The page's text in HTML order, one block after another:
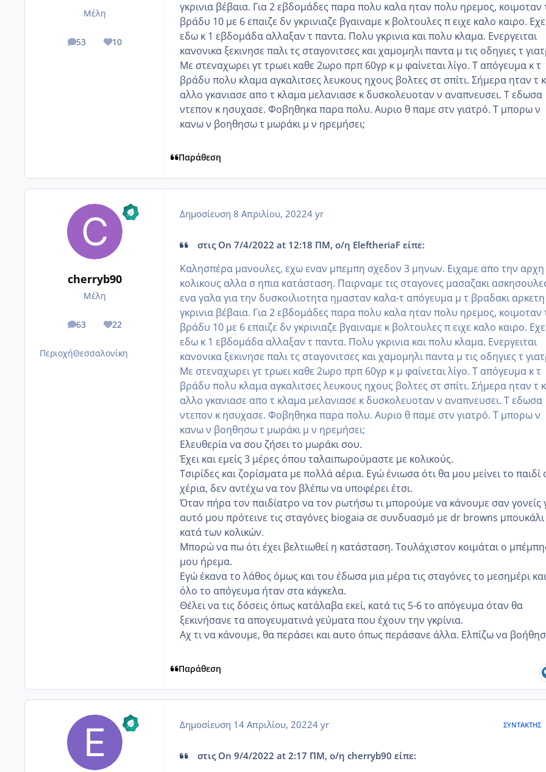
Μέλη
53
posts 10
Reputation
γκρινια βέβαια. Για 2 εβδομάδες παρα πολυ καλα ηταν πολυ ηρεμος, κοιμοταν
βράδυ 10 με 6 επαιζε δν γκρινιαζε βγαιναμε κ βολτουλες π ειχε καλο καιρο.
εδω κ 1 εβδομάδα αλλαξαν τ παντα. Πολυ γκρινια και πολυ κλαμα. Ενεργειται
κανονικα ξεκινησε παλι τς σταγονιτσες και χαμομηλι παντα μ τις οδηγιες τ
Με στεναχωρει γτ τρωει καθε 2ωρο πρπ 60γρ κ μ φαίνεται λίγο. Τ απόγευμα κ τ
βράδυ πολυ κλαμα αγκαλιτσες λευκους ηχους βολτες στ σπίτι. Σήμερα ηταν τ
αλλο γκανιασε απο τ κλαμα μελανιασε κ δυσκολευοταν ν αναπνευσει. Τ εδωσα
ντεπον κ ησυχασε. Φοβηθηκα παρα πολυ. Αυριο θ παμε στν γιατρό. Τ μπορω ν
κανω ν βοηθησω τ μωράκι μ ν ηρεμήσει;
Παράθεση
cherryb90
Μέλη
63
posts 22
Reputation
ΠεριοχήΘεσσαλονίκη
Δημοσίευση 8 Απριλίου, 20224 yr
στις On 7/4/2022 at 12:18 ΠΜ, ο/η EleftheriaF είπε:
Καλησπέρα μανουλες, εχω εναν μπεμπη σχεδον 3 μηνων. Ειχαμε απο την αρχη
κολικους αλλα σ ηπια κατάσταση. Παιρναμε τις σταγονες μασαζακι
ενα γαλα για την δυσκοιλιοτητα ημασταν καλα-τ απόγευμα μ τ βραδακι αρκετη
γκρινια βέβαια. Για 2 εβδομάδες παρα πολυ καλα ηταν πολυ ηρεμος, κοιμοταν
βράδυ 10 με 6 επαιζε δν γκρινιαζε βγαιναμε κ βολτουλες π ειχε καλο καιρο.
εδω κ 1 εβδομάδα αλλαξαν τ παντα. Πολυ γκρινια και πολυ κλαμα. Ενεργειται
κανονικα ξεκινησε παλι τς σταγονιτσες και χαμομηλι παντα μ τις οδηγιες τ
Με στεναχωρει γτ τρωει καθε 2ωρο πρπ 60γρ κ μ φαίνεται λίγο. Τ απόγευμα κ τ
βράδυ πολυ κλαμα αγκαλιτσες λευκους ηχους βολτες στ σπίτι. Σήμερα ηταν τ
αλλο γκανιασε απο τ κλαμα μελανιασε κ δυσκολευοταν ν αναπνευσει. Τ εδωσα
ντεπον κ ησυχασε. Φοβηθηκα παρα πολυ. Αυριο θ παμε στν γιατρό. Τ μπορω ν
κανω ν βοηθησω τ μωράκι μ ν ηρεμήσει;
Ελευθερία να σου ζήσει το μωράκι σου.
Έχει και εμείς 3 μέρες όπου ταλαιπωρούμαστε με κολικούς.
Τσιρίδες και ζορίσματα με πολλά αέρια. Εγώ ένιωσα ότι θα μου μείνει το παιδί
χέρια, δεν αντέχω να τον βλέπω να υποφέρει έτσι.
Όταν πήρα τον παιδίατρο να τον ρωτήσω τι μπορούμε να κάνουμε σαν γονείς
αυτό μου πρότεινε τις σταγόνες biogaia σε συνδυασμό με dr browns μπουκάλι
κατά των κολικών.
Μπορώ να πω ότι έχει βελτιωθεί η κατάσταση. Τουλάχιστον κοιμάται ο
μου ήρεμα.
Εγώ έκανα το λάθος όμως και του έδωσα μια μέρα τις σταγόνες το μεσημέρι και
όλο το απόγευμα ήταν στα κάγκελα.
Θέλει να τις δόσεις όπως κατάλαβα εκεί, κατά τις 5-6 το απόγευμα όταν θα
ξεκινήσανε τα απογευματινά γεύματα που έχουν την γκρίνια.
Αχ τι να κάνουμε, θα περάσει και αυτο όπως περάσανε άλλα. Ελπίζω να
Παράθεση
Δημοσίευση 14 Απριλίου, 20224 yr ΣΥΝΤΆΚΤΗΣ
στις On 9/4/2022 at 2:17 ΠΜ, ο/η cherryb90 είπε: